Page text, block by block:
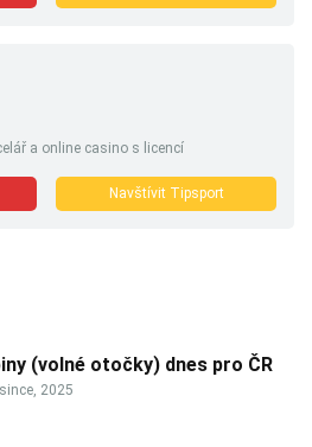
a online casino s licencí
Navštívit Tipsport
(volné otočky) dnes pro ČR
2025